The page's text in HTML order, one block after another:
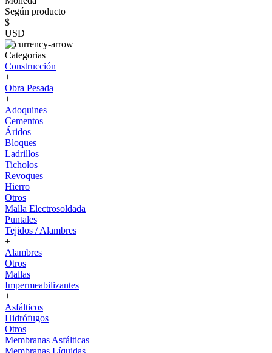
Según producto
$
USD
Categorias
Construcción
+
Obra Pesada
+
Adoquines
Cementos
Áridos
Bloques
Ladrillos
Ticholos
Revoques
Hierro
Otros
Malla Electrosoldada
Puntales
Tejidos / Alambres
+
Alambres
Otros
Mallas
Impermeabilizantes
+
Asfálticos
Hidrófugos
Otros
Membranas Asfálticas
Membranas Líquidas